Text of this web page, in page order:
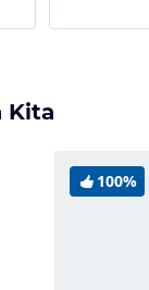
Kita
100%